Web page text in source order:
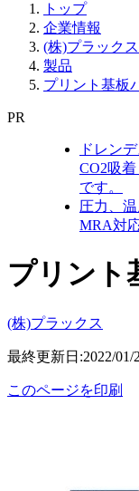
トップ
企業情報
(株)プラックス
製品
プリント基板
PR
ドレン
CO2吸
です。
圧力、
MRA対
プリント
(株)プラックス
最終更新日:2022/01/
このページを印刷